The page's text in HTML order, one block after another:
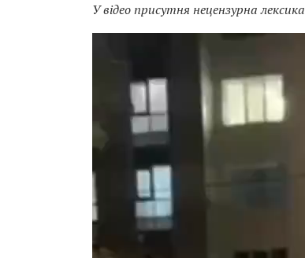
У відео присутня нецензурна лексика